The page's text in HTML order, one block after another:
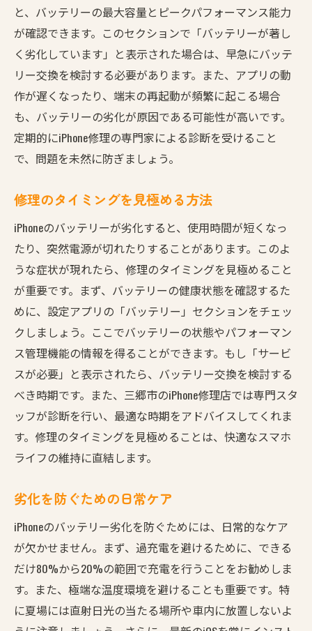
と、バッテリーの最大容量とピークパフォーマンス能力
が確認できます。このセクションで「バッテリーが著し
く劣化しています」と表示された場合は、早急にバッテ
リー交換を検討する必要があります。また、アプリの動
作が遅くなったり、端末の再起動が頻繁に起こる場合
も、バッテリーの劣化が原因である可能性が高いです。
定期的にiPhone修理の専門家による診断を受けること
で、問題を未然に防ぎましょう。
修理のタイミングを見極める方法
iPhoneのバッテリーが劣化すると、使用時間が短くなっ
たり、突然電源が切れたりすることがあります。このよ
うな症状が現れたら、修理のタイミングを見極めること
が重要です。まず、バッテリーの健康状態を確認するた
めに、設定アプリの「バッテリー」セクションをチェッ
クしましょう。ここでバッテリーの状態やパフォーマン
ス管理機能の情報を得ることができます。もし「サービ
スが必要」と表示されたら、バッテリー交換を検討する
べき時期です。また、三郷市のiPhone修理店では専門スタ
ッフが診断を行い、最適な時期をアドバイスしてくれま
す。修理のタイミングを見極めることは、快適なスマホ
ライフの維持に直結します。
劣化を防ぐための日常ケア
iPhoneのバッテリー劣化を防ぐためには、日常的なケア
が欠かせません。まず、過充電を避けるために、できる
だけ80%から20%の範囲で充電を行うことをお勧めしま
す。また、極端な温度環境を避けることも重要です。特
に夏場には直射日光の当たる場所や車内に放置しないよ